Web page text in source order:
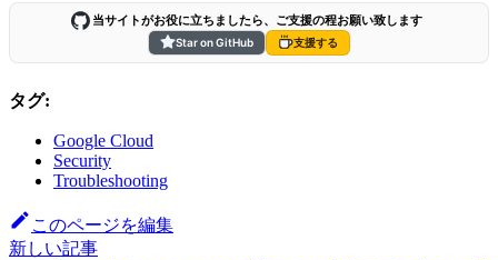
当サイトがお役に立ちましたら、ご支援の程お願い致します
Star on GitHub
支援する
タグ:
Google Cloud
Security
Troubleshooting
このページを編集
新しい記事